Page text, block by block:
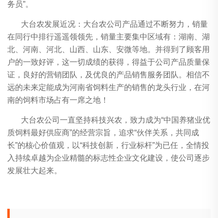
务员”。
大台农发展近况：大台农公司产品通过不断努力，销量
在同行中排行遥遥领领先，销量主要集中区域有：湖南、湖
北、河南、河北、山西、山东、安微等地。并得到了顾客用
户的一致好评，这一切成绩的获得，得益于公司产品质量保
证，良好的营销团队，及优良的产品销售服务团队。相信不
远的未来定能成为河南省饲料生产的销售的龙头行业，在河
南的饲料市场占有一席之地！
大台农公司一直坚持科技兴农，致力成为“中国养猪业优
质饲料最好供应商”的经营宗旨，追求“伙伴关系，共同成
长”的核心价值观，以“科技创新，行业标杆”为已任，全情投
入持续卓越为企业精髓的标志性企业文化建设，使公司逐步
发展壮大起来。